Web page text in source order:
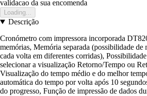
validacao da sua encomenda
Loading...
Descrição
Cronómetro com impressora incorporada
memórias, Memória separada (possibilidade de
cada volta em diferentes corridas),
selecionar a visualização Retorno/Tempo ou
Visualização do tempo médio e do melhor
automática do tempo por volta após 10
do progresso, Função de impressão de dados